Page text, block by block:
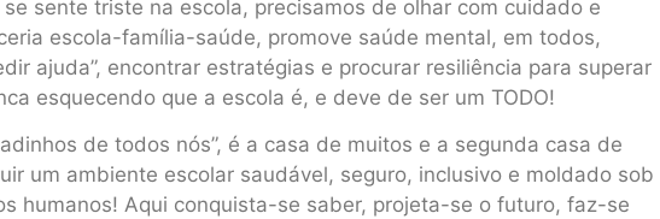
sente triste na escola, precisamos de olhar com cuidado e
escola-família-saúde, promove saúde mental, em todos,
ajuda”, encontrar estratégias e procurar resiliência para superar
esquecendo que a escola é, e deve de ser um TODO!
de todos nós”, é a casa de muitos e a segunda casa de
um ambiente escolar saudável, seguro, inclusivo e moldado sob
humanos! Aqui conquista-se saber, projeta-se o futuro, faz-se